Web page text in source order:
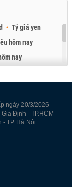
Tỷ giá yen
hôm nay
nay
ngày 20/3/2026
Định - TP.HCM
TP. Hà Nội